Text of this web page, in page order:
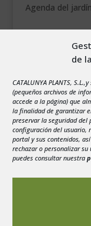
de
CATALUNYA PLANTS,
(pequeños archivos de
accede a la página) que
la finalidad de garantizar
preservar la seguridad del
configuración del usuario,
portal y sus contenidos,
rechazar o personalizar
puedes consultar nuestra
Agenda del
3
4
10
11
17
18
24
25
31